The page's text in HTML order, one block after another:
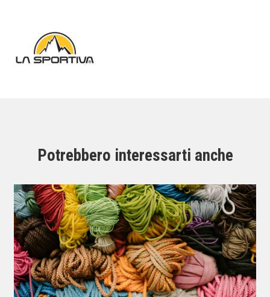
Potrebbero interessarti anche